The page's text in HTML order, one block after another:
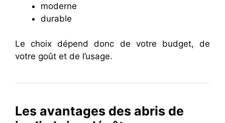
moderne
durable
Le choix dépend donc de votre budget, de
votre goût et de l’usage.
Les avantages des abris de